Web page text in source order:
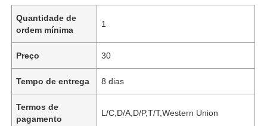
Quantidade de
ordem mínima
1
Preço 30
Tempo de entrega 8 dias
Termos de
pagamento
L/C,D/A,D/P,T/T,Western Union